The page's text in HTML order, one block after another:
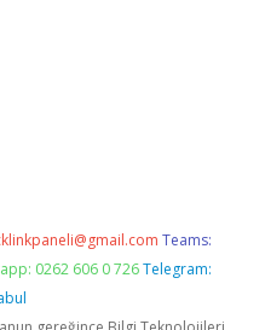
Teams:
0262 606 0 726 Telegram: